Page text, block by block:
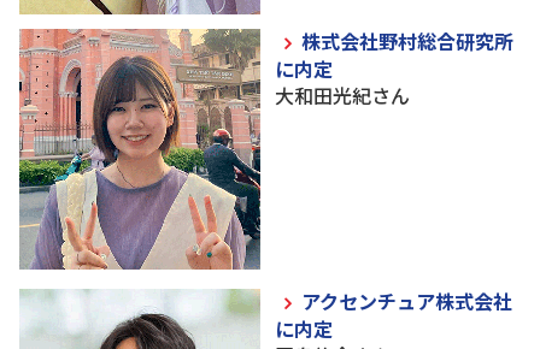
株式会社野村総合研究所
に内定
大和田光紀さん
アクセンチュア株式会社
に内定